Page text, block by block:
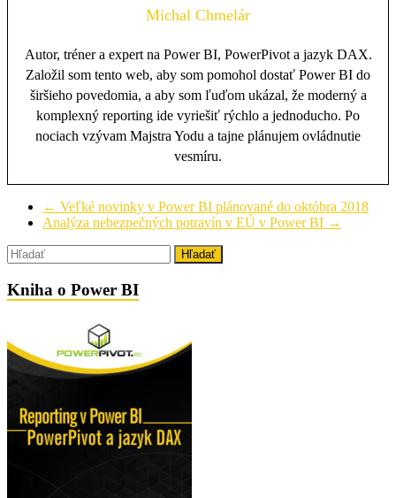
Michal Chmelár
Autor, tréner a expert na Power BI, PowerPivot a jazyk DAX.
Založil som tento web, aby som pomohol dostať Power BI do
širšieho povedomia, a aby som ľuďom ukázal, že moderný a
komplexný reporting ide vyriešiť rýchlo a jednoducho. Po
nociach vzývam Majstra Yodu a tajne plánujem ovládnutie
vesmíru.
← Veľké novinky v Power BI plánované do októbra 2018
Analýza nebezpečných potravín v EÚ v Power BI →
Kniha o Power BI